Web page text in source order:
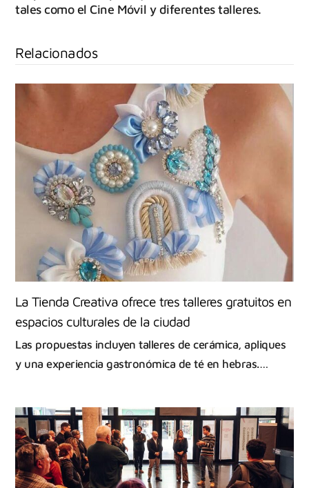
tales como el Cine Móvil y diferentes talleres.
Relacionados
La Tienda Creativa ofrece tres talleres gratuitos en
espacios culturales de la ciudad
Las propuestas incluyen talleres de cerámica, apliques
y una experiencia gastronómica de té en hebras.…